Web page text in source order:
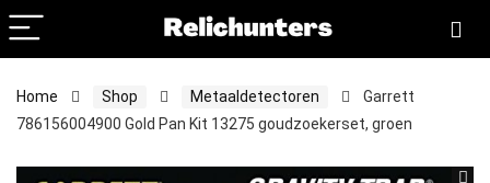
Home Shop Metaaldetectoren
Garrett
786156004900 Gold Pan Kit 13275 goudzoekerset, groen